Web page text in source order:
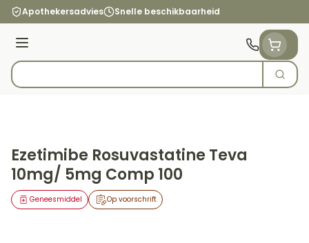
Ga naar de inhoud
Apothekersadvies Snelle beschikbaarheid
Menu
Product, merk, categorie...
Zoek
Ezetimibe Rosuvastatine Teva
10mg/ 5mg Comp 100
Op voorschrift
Geneesmiddel